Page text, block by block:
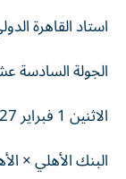
استاد القاهرة
الجولة السادسة
الاثنين 1 فبراير 2027
البنك الأهلي ×